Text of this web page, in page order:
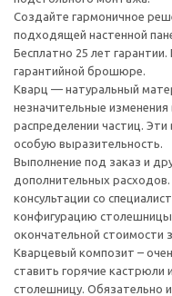
Создайте гармоничное
подходящей настенной
Бесплатно 25 лет
гарантийной брошюре.
Кварц — натуральный
незначительные
распределении частиц.
особую выразительность.
Выполнение под заказ и
дополнительных
консультации со
конфигурацию
окончательной стоимости
Кварцевый композит –
ставить горячие кастрюли
столешницу. Обязательно